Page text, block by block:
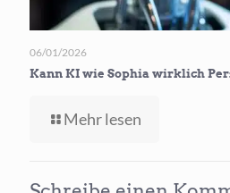
06/01/2026
Kann KI wie Sophia wirklich
Mehr lesen